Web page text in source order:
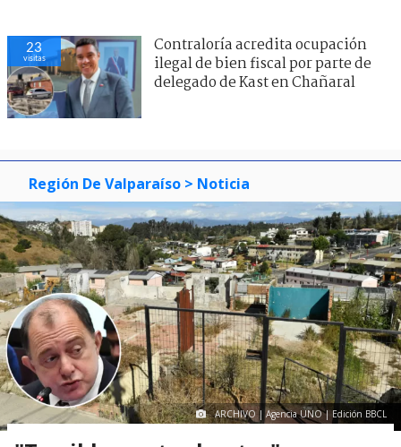
23
visitas
Contraloría acredita ocupación
ilegal de bien fiscal por parte de
delegado de Kast en Chañaral
Región De Valparaíso > Noticia
ARCHIVO | Agencia UNO | Edición BBCL